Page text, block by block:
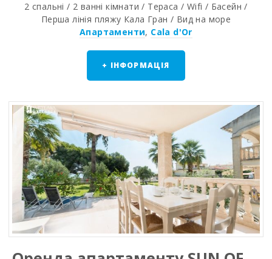
2 спальні / 2 ванні кімнати / Тераса / Wifi / Басейн /
Перша лінія пляжу Кала Гран / Вид на море
Апартаменти, Cala d'Or
+ ІНФОРМАЦІЯ